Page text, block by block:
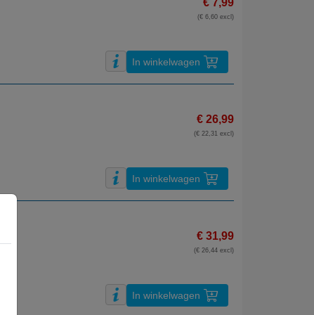
€ 7,99
(€ 6,60 excl)
In winkelwagen
€ 26,99
(€ 22,31 excl)
In winkelwagen
€ 31,99
(€ 26,44 excl)
In winkelwagen